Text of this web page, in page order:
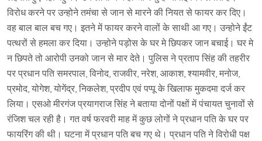
विरोध करने पर उन्होने तमंचा से जान से मारने की नियत से फायर कर दिए।
वह बाल बाल बच गए। इतने में फायर करने वालों के साथी आ गए। उन्होने ईंट
पत्थरों से हमला कर दिया। उन्होने पड़ोस के घर मे छिपकर जान बचाई। घर मे
न छिपते तो आरोपी उनको जान से मार देते। पुलिस ने प्रताप सिंह की तहरीर
पर प्रधान पति समरपाल, विनोद, राजवीर, नरेश, आकाश, श्यामवीर, मनोज,
प्रमोद, योगेश, योगेंद्र, निकलेश, प्रदीप एवं पप्पू के खिलाफ मुकदमा दर्ज कर
लिया। एसओ मीरगंज प्रयागराज सिंह ने बताया दोनों पक्षों में पंचायत चुनावों से
रंजिश चल रही है। गत वर्ष फरवरी माह में कुछ लोगों ने प्रधान पति के घर पर
फायरिंग की थी। घटना में प्रधान पति बच गए थे। प्रधान पति ने विरोधी पक्ष